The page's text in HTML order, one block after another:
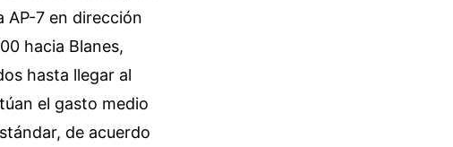
AP-7 en dirección
hacia Blanes,
hasta llegar al
el gasto medio
de acuerdo